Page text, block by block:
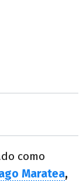
como
Maratea,